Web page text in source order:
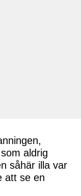
aldrig
såhär illa var
att se en